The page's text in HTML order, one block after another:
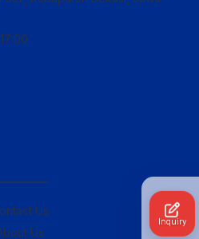
Us
Us
Inquiry